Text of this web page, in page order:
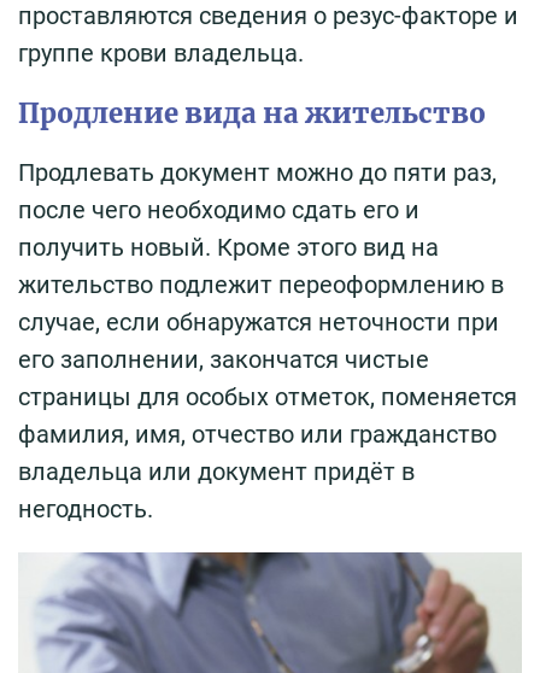
проставляются сведения о резус-факторе и
группе крови владельца.
Продление вида на жительство
Продлевать документ можно до пяти раз,
после чего необходимо сдать его и
получить новый. Кроме этого вид на
жительство подлежит переоформлению в
случае, если обнаружатся неточности при
его заполнении, закончатся чистые
страницы для особых отметок, поменяется
фамилия, имя, отчество или гражданство
владельца или документ придёт в
негодность.